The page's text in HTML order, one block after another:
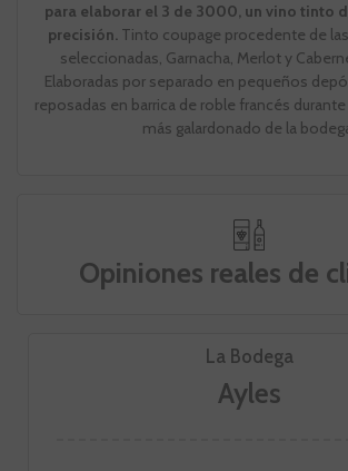
La Bodega
Ayles
para elaborar el 3 de 3000, un vino tinto
precisión. Tinto coupage procedente de
seleccionadas, Garnacha, Merlot y
Elaboradas por separado en pequeños
reposadas en barrica de roble francés durante
más galardonado de la
Opiniones reales de